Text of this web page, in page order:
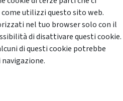
utilizzi questo sito web.
nel tuo browser solo con il
di disattivare questi cookie.
di questi cookie potrebbe